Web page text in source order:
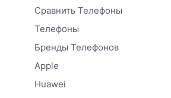
Сравнить Телефоны
Телефоны
Бренды Телефонов
Apple
Huawei